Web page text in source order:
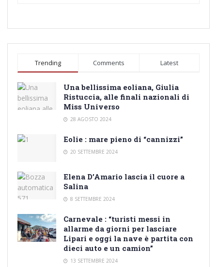
Trending Comments Latest
Una bellissima eoliana, Giulia
Ristuccia, alle finali nazionali di
Miss Universo
28 AGOSTO 2024
Eolie : mare pieno di “cannizzi”
20 SETTEMBRE 2024
Elena D’Amario lascia il cuore a
Salina
8 SETTEMBRE 2024
Carnevale : “turisti messi in
allarme da giorni per lasciare
Lipari e oggi la nave è partita con
dieci auto e un camion”
13 SETTEMBRE 2024